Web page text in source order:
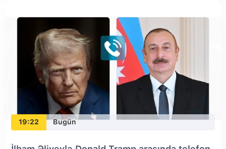
19:22 Bugün